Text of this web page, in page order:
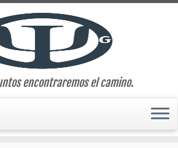
encontraremos el camino.